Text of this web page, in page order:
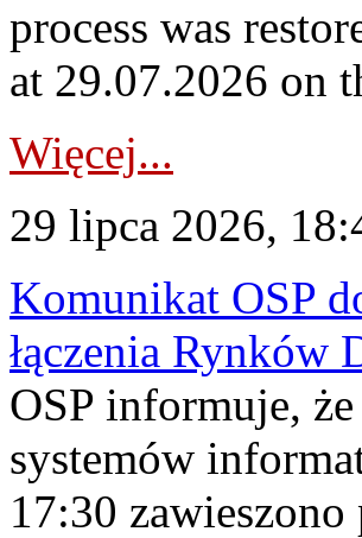
process was
at 29.07.2026 on
Więcej...
29 lipca 2026,
Komunikat OSP
łączenia Rynków
OSP informuje,
systemów
17:30